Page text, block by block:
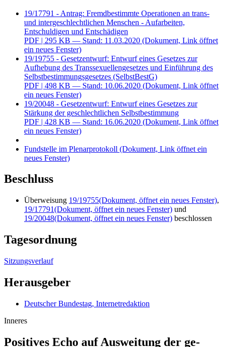
19/17791 - Antrag: Fremdbestimmte Operationen an trans-
und intergeschlechtlichen Menschen - Aufarbeiten,
Entschuldigen und Entschädigen
PDF | 295 KB — Stand: 11.03.2020 (Dokument, Link öffnet
ein neues Fenster)
19/19755 - Gesetzentwurf: Entwurf eines Gesetzes zur
Aufhebung des Transsexuellengesetzes und Einführung des
Selbstbestimmungsgesetzes (SelbstBestG)
PDF | 498 KB — Stand: 10.06.2020 (Dokument, Link öffnet
ein neues Fenster)
19/20048 - Gesetzentwurf: Entwurf eines Gesetzes zur
Stärkung der geschlechtlichen Selbstbestimmung
PDF | 428 KB — Stand: 16.06.2020 (Dokument, Link öffnet
ein neues Fenster)
Fundstelle im Plenarprotokoll (Dokument, Link öffnet ein
neues Fenster)
Beschluss
Überweisung 19/19755(Dokument, öffnet ein neues Fenster),
19/17791(Dokument, öffnet ein neues Fenster) und
19/20048(Dokument, öffnet ein neues Fenster) beschlossen
Tagesordnung
Sitzungsverlauf
Herausgeber
Deutscher Bundestag, Internetredaktion
Inneres
Positives Echo auf Aus­wei­tung der ge­